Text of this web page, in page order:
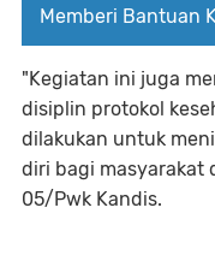
Memberi Bantuan
"Kegiatan ini juga
disiplin protokol
dilakukan untuk
diri bagi masyarakat
05/Pwk Kandis.